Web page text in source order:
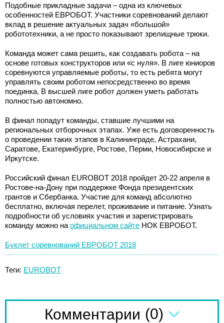
Подобные прикладные задачи – одна из ключевых
особенностей ЕВРОБОТ. Участники соревнований делают
вклад в решение актуальных задач «большой»
робототехники, а не просто показывают зрелищные трюки.
Команда может сама решить, как создавать робота – на
основе готовых конструкторов или «с нуля». В лиге юниоров
соревнуются управляемые роботы, то есть ребята могут
управлять своим роботом непосредственно во время
поединка. В высшей лиге робот должен уметь работать
полностью автономно.
В финал попадут команды, ставшие лучшими на
региональных отборочных этапах. Уже есть договоренность
о проведении таких этапов в Калининграде, Астрахани,
Саратове, Екатеринбурге, Ростове, Перми, Новосибирске и
Иркутске.
Российский финал EUROBOT 2018 пройдет 20-22 апреля в
Ростове-на-Дону при поддержке Фонда президентских
грантов и Сбербанка. Участие для команд абсолютно
бесплатно, включая перелет, проживание и питание. Узнать
подробности об условиях участия и зарегистрировать
команду можно на официальном сайте НОК ЕВРОБОТ.
Буклет соревнований ЕВРОБОТ 2018
Теги: EUROBOT
Комментарии (0)